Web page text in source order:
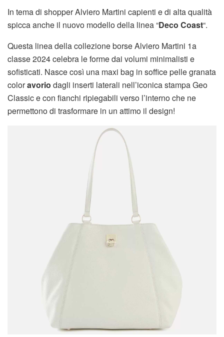
In tema di shopper Alviero Martini capienti e di alta qualità
spicca anche il nuovo modello della linea “Deco Coast“.
Questa linea della collezione borse Alviero Martini 1a
classe 2024 celebra le forme dai volumi minimalisti e
sofisticati. Nasce così una maxi bag in soffice pelle granata
coloravorio dagli inserti laterali nell’iconica stampa Geo
Classic e con fianchi ripiegabili verso l’interno che ne
permettono di trasformare in un attimo il design!